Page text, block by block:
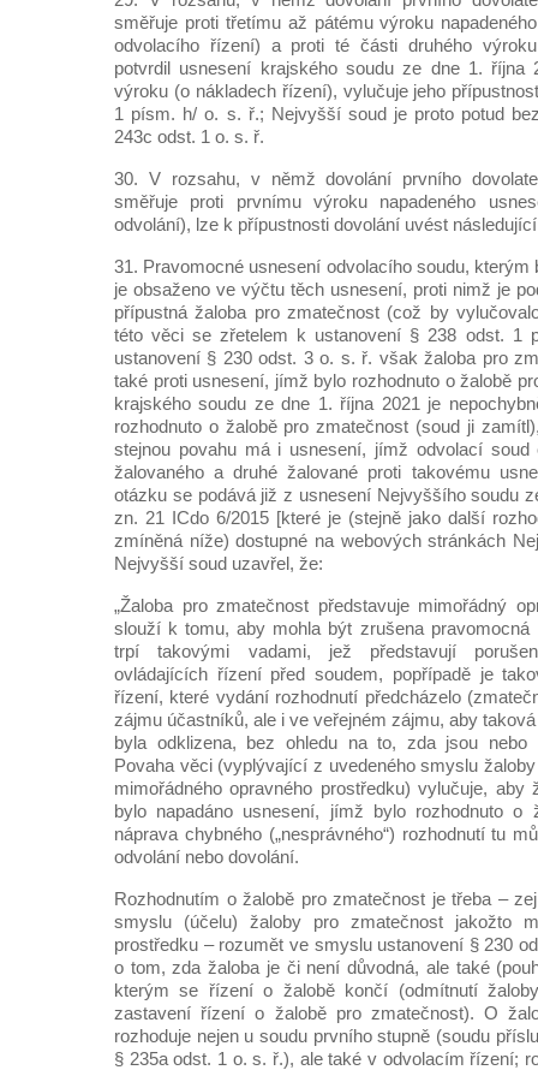
směřuje proti třetímu až pátému výroku
odvolacího řízení) a proti té části druhého
potvrdil usnesení krajského soudu ze dne 1.
výroku (o nákladech řízení), vylučuje jeho
1 písm. h/ o. s. ř.; Nejvyšší soud je proto potud
243c odst. 1 o. s. ř.
30. V rozsahu, v němž dovolání prvního
směřuje proti prvnímu výroku napadeného
odvolání), lze k přípustnosti dovolání uvést
31. Pravomocné usnesení odvolacího soudu, kterým
je obsaženo ve výčtu těch usnesení, proti nimž je
přípustná žaloba pro zmatečnost (což by
této věci se zřetelem k ustanovení § 238 odst. 1
ustanovení § 230 odst. 3 o. s. ř. však žaloba pro
také proti usnesení, jímž bylo rozhodnuto o žalobě
krajského soudu ze dne 1. října 2021 je
rozhodnuto o žalobě pro zmatečnost (soud ji
stejnou povahu má i usnesení, jímž odvolací soud
žalovaného a druhé žalované proti takovému
otázku se podává již z usnesení Nejvyššího soudu
zn. 21 ICdo 6/2015 [které je (stejně jako další
zmíněná níže) dostupné na webových stránkách
Nejvyšší soud uzavřel, že:
„Žaloba pro zmatečnost představuje mimořádný
slouží k tomu, aby mohla být zrušena pravomocná
trpí takovými vadami, jež představují
ovládajících řízení před soudem, popřípadě je
řízení, které vydání rozhodnutí předcházelo
zájmu účastníků, ale i ve veřejném zájmu, aby
byla odklizena, bez ohledu na to, zda jsou nebo
Povaha věci (vyplývající z uvedeného smyslu
mimořádného opravného prostředku) vylučuje, aby
bylo napadáno usnesení, jímž bylo rozhodnuto o
náprava chybného („nesprávného“) rozhodnutí tu
odvolání nebo dovolání.
Rozhodnutím o žalobě pro zmatečnost je třeba –
smyslu (účelu) žaloby pro zmatečnost jakožto
prostředku – rozumět ve smyslu ustanovení § 230
o tom, zda žaloba je či není důvodná, ale také
kterým se řízení o žalobě končí (odmítnutí
zastavení řízení o žalobě pro zmatečnost). O
rozhoduje nejen u soudu prvního stupně (soudu
§ 235a odst. 1 o. s. ř.), ale také v odvolacím řízení;